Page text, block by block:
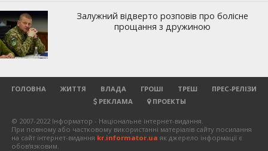
ГОЛОВНА ЖИТТЯ ВЛАДА ГРОШІ ТРЕШ
ПРЕС-РЕЛІЗИ
РЕКЛАМА
ПРОЕКТЫ
© 2007-2022 Інформатор - Національне інтернет-видання.
При повному або частковому використанні матеріалів сайту посилання
на сайт інтернет-видання kr.informator.ua як джерело інформації є
обов'язковим.